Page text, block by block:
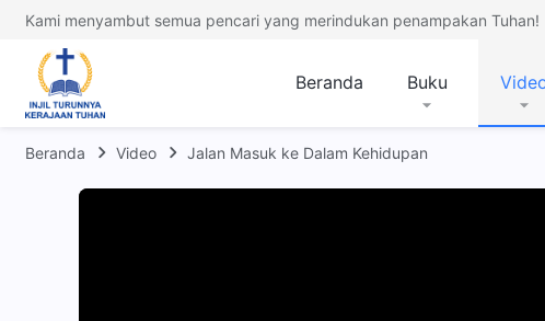
Kami menyambut semua pencari yang merindukan penampakan Tuhan!
Beranda Buku
Beranda Video Jalan Masuk ke Dalam Kehidupan